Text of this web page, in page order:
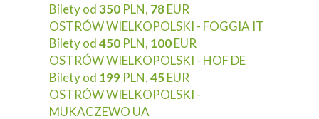
Bilety od350 PLN, 78EUR
OSTRÓW WIELKOPOLSKI - FOGGIA IT
Bilety od450 PLN, 100EUR
OSTRÓW WIELKOPOLSKI - HOF DE
Bilety od 199 PLN,45EUR
OSTRÓW WIELKOPOLSKI -
MUKACZEWO UA